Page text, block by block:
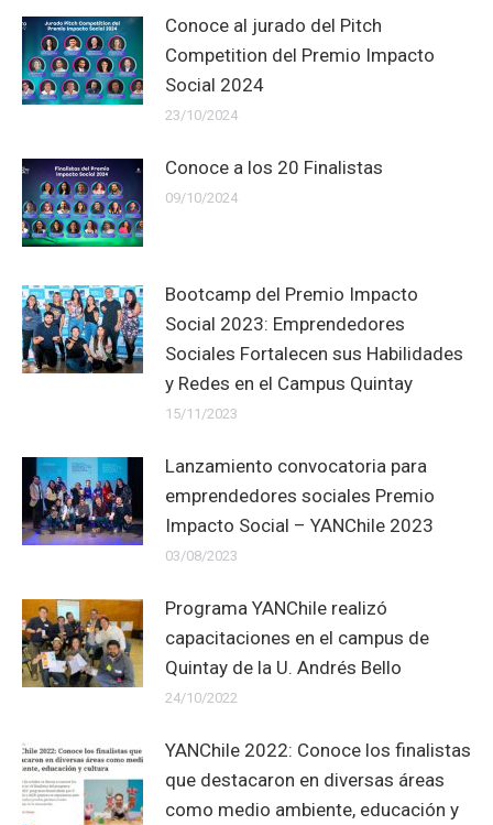
Conoce al jurado del Pitch
Competition del Premio Impacto
Social 2024
23/10/2024
Conoce a los 20 Finalistas
09/10/2024
Bootcamp del Premio Impacto
Social 2023: Emprendedores
Sociales Fortalecen sus Habilidades
y Redes en el Campus Quintay
15/11/2023
Lanzamiento convocatoria para
emprendedores sociales Premio
Impacto Social – YANChile 2023
03/08/2023
Programa YANChile realizó
capacitaciones en el campus de
Quintay de la U. Andrés Bello
24/10/2022
YANChile 2022: Conoce los finalistas
que destacaron en diversas áreas
como medio ambiente, educación y